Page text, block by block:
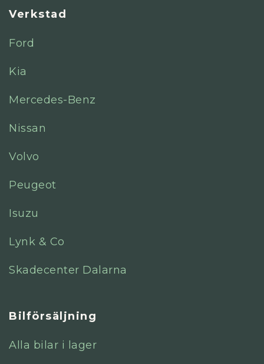
Verkstad
Ford
Kia
Mercedes-Benz
Nissan
Volvo
Peugeot
Isuzu
Lynk & Co
Skadecenter Dalarna
Bilförsäljning
Alla bilar i lager